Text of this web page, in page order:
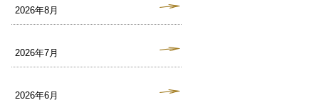
2026年8月
2026年7月
2026年6月